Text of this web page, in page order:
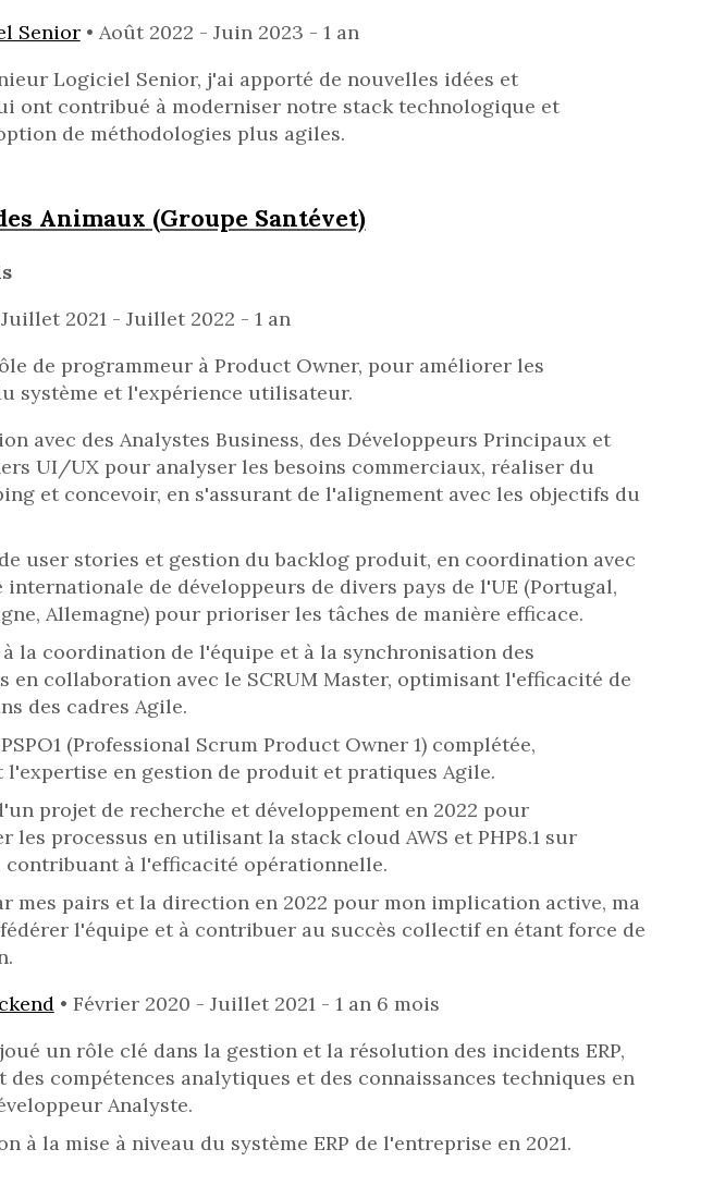
Senior• Août 2022 - Juin 2023 - 1 an
Logiciel Senior, j'ai apporté de nouvelles idées et
ont contribué à moderniser notre stack technologique et
de méthodologies plus agiles.
Animaux (Groupe Santévet)
2021 - Juillet 2022 - 1 an
de programmeur à Product Owner, pour améliorer les
système et l'expérience utilisateur.
avec des Analystes Business, des Développeurs Principaux et
UI/UX pour analyser les besoins commerciaux, réaliser du
et concevoir, en s'assurant de l'alignement avec les objectifs du
user stories et gestion du backlog produit, en coordination avec
internationale de développeurs de divers pays de l'UE (Portugal,
Allemagne) pour prioriser les tâches de manière efficace.
à la coordination de l'équipe et à la synchronisation des
en collaboration avec le SCRUM Master, optimisant l'efficacité de
des cadres Agile.
(Professional Scrum Product Owner 1) complétée,
l'expertise en gestion de produit et pratiques Agile.
projet de recherche et développement en 2022 pour
les processus en utilisant la stack cloud AWS et PHP8.1 sur
contribuant à l'efficacité opérationnelle.
mes pairs et la direction en 2022 pour mon implication active, ma
l'équipe et à contribuer au succès collectif en étant force de
• Février 2020 - Juillet 2021 - 1 an 6 mois
un rôle clé dans la gestion et la résolution des incidents ERP,
compétences analytiques et des connaissances techniques en
Analyste.
à la mise à niveau du système ERP de l'entreprise en 2021.